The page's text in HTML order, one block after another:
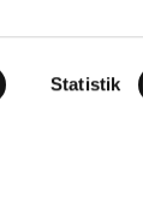
Statistik